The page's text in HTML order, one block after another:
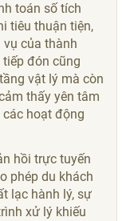
toán số tích
tiêu thuận tiện,
của thành
tiếp đón cũng
vật lý mà còn
thấy yên tâm
hoạt động
hồi trực tuyến
phép du khách
lạc hành lý, sự
xử lý khiếu